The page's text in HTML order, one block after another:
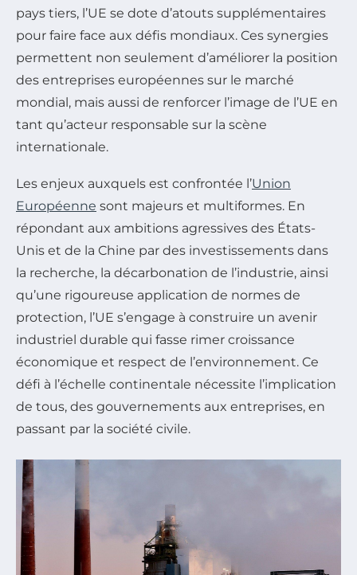
pays tiers, l’UE se dote d’atouts supplémentaires
pour faire face aux défis mondiaux. Ces synergies
permettent non seulement d’améliorer la position
des entreprises européennes sur le marché
mondial, mais aussi de renforcer l’image de l’UE en
tant qu’acteur responsable sur la scène
internationale.
Les enjeux auxquels est confrontée l’Union
Européenne sont majeurs et multiformes. En
répondant aux ambitions agressives des États-
Unis et de la Chine par des investissements dans
la recherche, la décarbonation de l’industrie, ainsi
qu’une rigoureuse application de normes de
protection, l’UE s’engage à construire un avenir
industriel durable qui fasse rimer croissance
économique et respect de l’environnement. Ce
défi à l’échelle continentale nécessite l’implication
de tous, des gouvernements aux entreprises, en
passant par la société civile.